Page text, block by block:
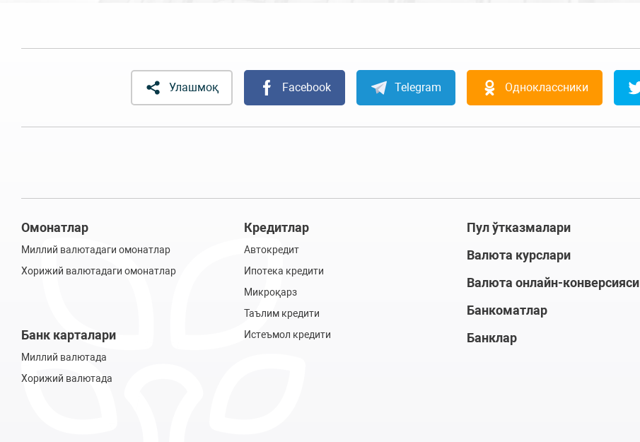
Улашмоқ Facebook Telegram Одноклассники
Омонатлар
Миллий валютадаги омонатлар
Хорижий валютадаги омонатлар
Банк карталари
Миллий валютада
Хорижий валютада
Кредитлар
Автокредит
Ипотека кредити
Микроқарз
Таълим кредити
Истеъмол кредити
Пул ўтказмалари
Валюта курслари
Валюта онлайн-конверсияси
Банкоматлар
Банклар